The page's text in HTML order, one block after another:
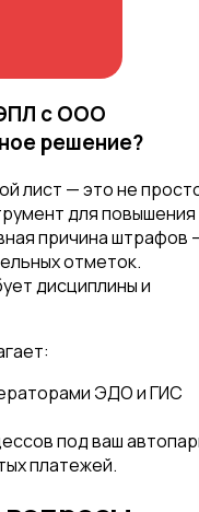
с ООО
решение?
лист — это не
для повышения
причина штрафов
отметок.
дисциплины и
ЭДО и ГИС
под ваш
платежей.